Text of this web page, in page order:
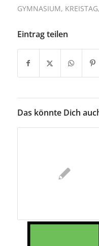
GYMNASIUM, KREISTAG,
Eintrag teilen
Das könnte Dich